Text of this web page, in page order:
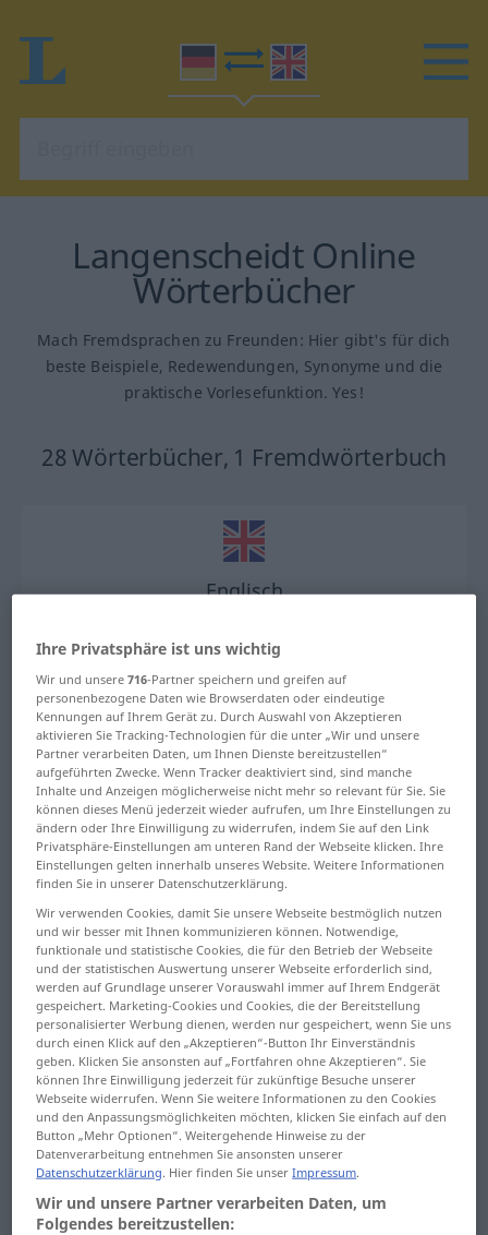
Langenscheidt Online
Wörterbücher
Mach Fremdsprachen zu Freunden: Hier gibt's für dich
beste Beispiele, Redewendungen, Synonyme und die
praktische Vorlesefunktion. Yes!
28 Wörterbücher, 1 Fremdwörterbuch
Englisch
Englisch
Deutsch
Arabisch
Deutsch
Arabisch
Arabisch
Deutsch
Bulgarisch
Deutsch
Bulgarisch
Bulgarisch
Deutsch
Chinesisch
Deutsch
Chinesisch
Chinesisch
Deutsch
Ihre Privatsphäre ist uns wichtig
Wir und unsere716-Partner speichern und greifen auf
personenbezogene Daten wie Browserdaten oder eindeutige
Kennungen auf Ihrem Gerät zu. Durch Auswahl von Akzeptieren
aktivieren Sie Tracking-Technologien für die unter „Wir und unsere
Partner verarbeiten Daten, um Ihnen Dienste bereitzustellen“
aufgeführten Zwecke. Wenn Tracker deaktiviert sind, sind manche
Inhalte und Anzeigen möglicherweise nicht mehr so relevant für Sie. Sie
können dieses Menü jederzeit wieder aufrufen, um Ihre Einstellungen zu
ändern oder Ihre Einwilligung zu widerrufen, indem Sie auf den Link
Privatsphäre-Einstellungen am unteren Rand der Webseite klicken. Ihre
Einstellungen gelten innerhalb unseres Website. Weitere Informationen
finden Sie in unserer Datenschutzerklärung.
Wir verwenden Cookies, damit Sie unsere Webseite bestmöglich nutzen
und wir besser mit Ihnen kommunizieren können. Notwendige,
funktionale und statistische Cookies, die für den Betrieb der Webseite
und der statistischen Auswertung unserer Webseite erforderlich sind,
werden auf Grundlage unserer Vorauswahl immer auf Ihrem Endgerät
gespeichert. Marketing-Cookies und Cookies, die der Bereitstellung
personalisierter Werbung dienen, werden nur gespeichert, wenn Sie uns
durch einen Klick auf den „Akzeptieren“-Button Ihr Einverständnis
geben. Klicken Sie ansonsten auf „Fortfahren ohne Akzeptieren“. Sie
können Ihre Einwilligung jederzeit für zukünftige Besuche unserer
Webseite widerrufen. Wenn Sie weitere Informationen zu den Cookies
und den Anpassungsmöglichkeiten möchten, klicken Sie einfach auf den
Button „Mehr Optionen“. Weitergehende Hinweise zu der
Datenverarbeitung entnehmen Sie ansonsten unserer
Datenschutzerklärung. Hier finden Sie unserImpressum.
Wir und unsere Partner verarbeiten Daten, um
Folgendes bereitzustellen: